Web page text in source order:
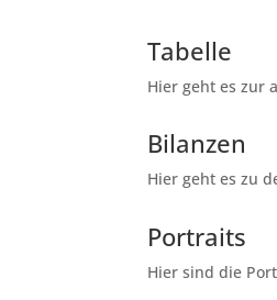
Tabelle
Hier geht es zur
Bilanzen
Hier geht es zu
Portraits
Hier sind die